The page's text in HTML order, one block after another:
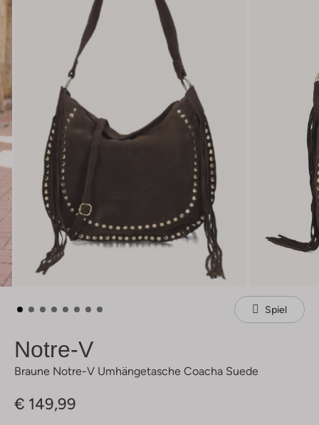
Spiel
Notre-V
Braune Notre-V Umhängetasche Coacha Suede
€ 149,99